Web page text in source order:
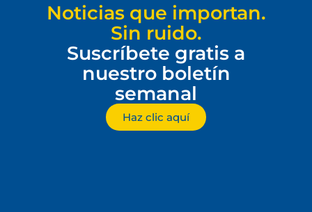
Noticias que importan.
Sin ruido.
Suscríbete gratis a
nuestro boletín
semanal
Haz clic aquí